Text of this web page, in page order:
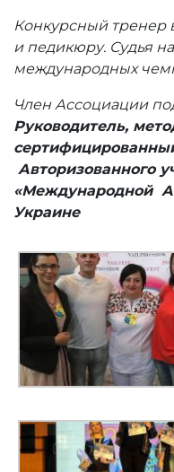
Конкурсный
и педикюру. Судья
международных
Член Ассоциации
Руководитель,
Авторизованного
«Международной
Украине